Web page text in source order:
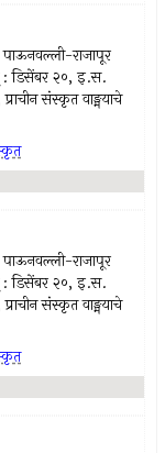
राजापूर
: डिसेंबर २०, इ.स.
संस्कृत वाङ्मयाचे
राजापूर
: डिसेंबर २०, इ.स.
संस्कृत वाङ्मयाचे